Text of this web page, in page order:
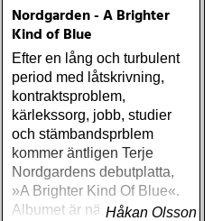
Nordgarden - A Brighter
Kind of Blue
Efter en lång och turbulent
period med låtskrivning,
kontraktsproblem,
kärlekssorg, jobb, studier
och stämbandsprblem
kommer äntligen Terje
Nordgardens debutplatta,
»A Brighter Kind Of Blue«.
Albumet är nära, enkelt och
Håkan Olsson